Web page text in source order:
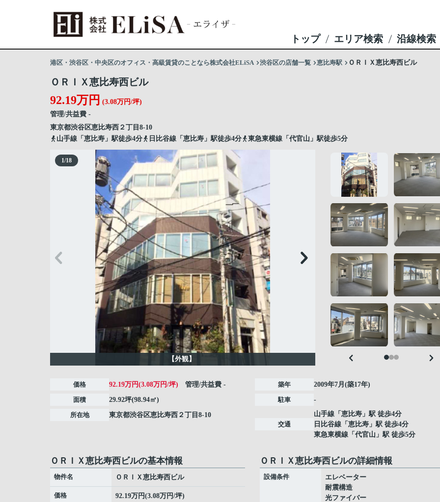
トップ エリア検索 沿線検索
港区・渋谷区・中央区のオフィス・高級賃貸のことなら株式会社ELiSA 渋谷区の店舗一覧 恵比寿駅 ＯＲＩＸ恵比寿西ビル
ＯＲＩＸ恵比寿西ビル
92.19万円 (3.08万円/坪)
管理/共益費 -
東京都渋谷区恵比寿西 ２丁目8-10
山手線「恵比寿」駅徒歩4分
日比谷線「恵比寿」駅徒歩4分 東急東横線「代官山」駅徒歩5分
1/18
【外観】
価格 92.19万円(3.08万円/坪) 管理/共益費 -
面積 29.92坪(98.94㎡)
所在地 東京都渋谷区恵比寿西 ２丁目8-10
築年 2009年7月(築17年)
駐車 -
交通
山手線 「 恵比寿 」駅 徒歩4分
日比谷線 「 恵比寿 」駅 徒歩4分
東急東横線 「 代官山 」駅 徒歩5分
ＯＲＩＸ恵比寿西ビルの基本情報
物件名 ＯＲＩＸ恵比寿西ビル
価格 92.19万円(3.08万円/坪)
ＯＲＩＸ恵比寿西ビルの詳細情報
設備条件
エレベーター
耐震構造
光ファイバー